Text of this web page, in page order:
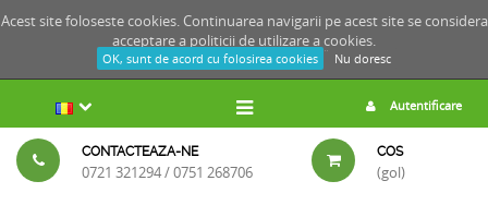
Acest site foloseste cookies. Continuarea navigarii pe acest site se considera
acceptare a politicii de utilizare a cookies.
OK, sunt de acord cu folosirea cookies Nu doresc
Autentificare
CONTACTEAZA-NE
0721 321294 / 0751 268706
COS
(gol)